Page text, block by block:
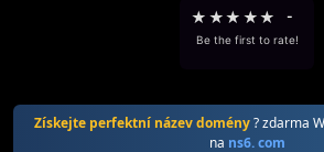
★ ★★ ★★ -
Be the first to rate!
Získejte perfektní název domény? zdarma
na ns6. com